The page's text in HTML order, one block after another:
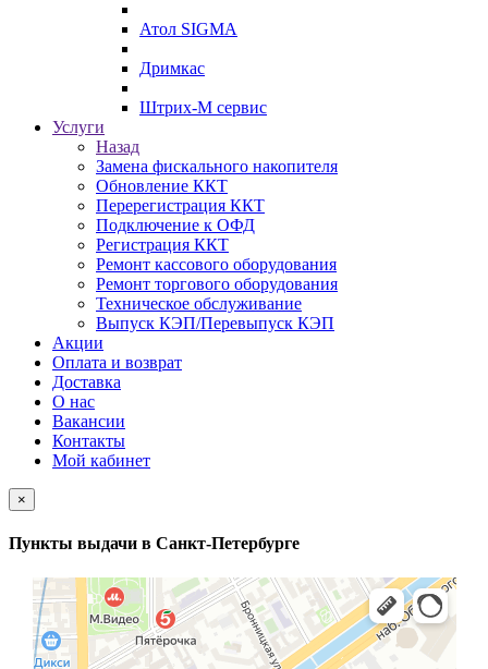
Атол SIGMA
Дримкас
Штрих-М сервис
Услуги
Назад
Замена фискального накопителя
Обновление ККТ
Перерегистрация ККТ
Подключение к ОФД
Регистрация ККТ
Ремонт кассового оборудования
Ремонт торгового оборудования
Техническое обслуживание
Выпуск КЭП/Перевыпуск КЭП
Акции
Оплата и возврат
Доставка
О нас
Вакансии
Контакты
Мой кабинет
×
Пункты выдачи в Санкт-Петербурге